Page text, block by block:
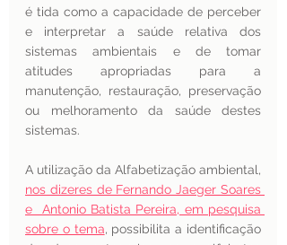
é tida como a capacidade de perceber
e interpretar a saúde relativa dos
sistemas ambientais e de tomar
atitudes apropriadas para a
manutenção, restauração, preservação
ou melhoramento da saúde destes
sistemas.
nos dizeres de Fernando Jaeger Soares
e  Antonio Batista Pereira, em pesquisa
sobre o tema, possibilita a identificação